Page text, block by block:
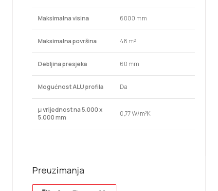
Maksimalna visina 6000 mm
Maksimalna površina 48 m²
Debljina presjeka 60 mm
Mogućnost ALU profila Da
μ vrijednost na 5.000 x
5.000 mm
0,77 W/m²K
Preuzimanja